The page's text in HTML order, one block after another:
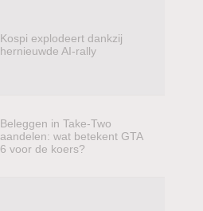
Kospi explodeert dankzij
hernieuwde AI-rally
Beleggen in Take-Two
aandelen: wat betekent GTA
6 voor de koers?